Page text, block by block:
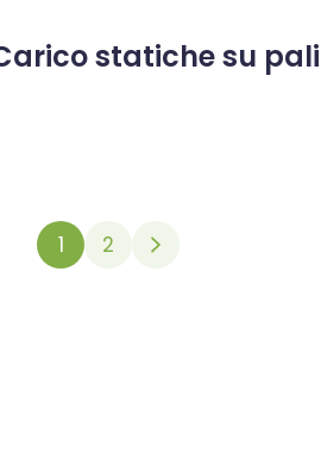
statiche su pali
1 2